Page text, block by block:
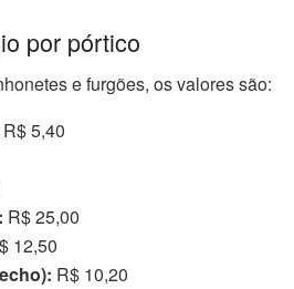
por pórtico
e furgões, os valores são:
R$ 5,40
R$ 25,00
12,50
R$ 10,20